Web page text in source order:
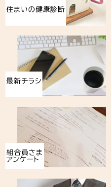
住まいの健康診断
最新チラシ
組合員さま
アンケート